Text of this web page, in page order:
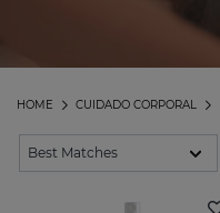
CUIDADO CORPORAL
HOME